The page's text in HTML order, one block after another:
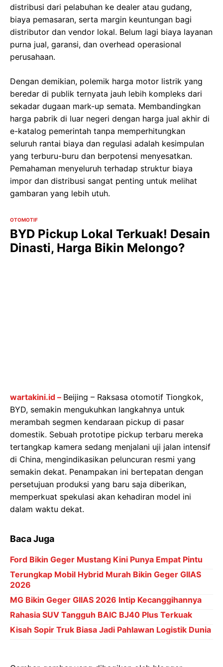
distribusi dari pelabuhan ke dealer atau gudang,
biaya pemasaran, serta margin keuntungan bagi
distributor dan vendor lokal. Belum lagi biaya layanan
purna jual, garansi, dan overhead operasional
perusahaan.
Dengan demikian, polemik harga motor listrik yang
beredar di publik ternyata jauh lebih kompleks dari
sekadar dugaan mark-up semata. Membandingkan
harga pabrik di luar negeri dengan harga jual akhir di
e-katalog pemerintah tanpa memperhitungkan
seluruh rantai biaya dan regulasi adalah kesimpulan
yang terburu-buru dan berpotensi menyesatkan.
Pemahaman menyeluruh terhadap struktur biaya
impor dan distribusi sangat penting untuk melihat
gambaran yang lebih utuh.
OTOMOTIF
BYD Pickup Lokal Terkuak! Desain
Dinasti, Harga Bikin Melongo?
wartakini.id – Beijing – Raksasa otomotif Tiongkok,
BYD, semakin mengukuhkan langkahnya untuk
merambah segmen kendaraan pickup di pasar
domestik. Sebuah prototipe pickup terbaru mereka
tertangkap kamera sedang menjalani uji jalan intensif
di China, mengindikasikan peluncuran resmi yang
semakin dekat. Penampakan ini bertepatan dengan
persetujuan produksi yang baru saja diberikan,
memperkuat spekulasi akan kehadiran model ini
dalam waktu dekat.
Baca Juga
Ford Bikin Geger Mustang Kini Punya Empat Pintu
Terungkap Mobil Hybrid Murah Bikin Geger GIIAS
2026
MG Bikin Geger GIIAS 2026 Intip Kecanggihannya
Rahasia SUV Tangguh BAIC BJ40 Plus Terkuak
Kisah Sopir Truk Biasa Jadi Pahlawan Logistik Dunia